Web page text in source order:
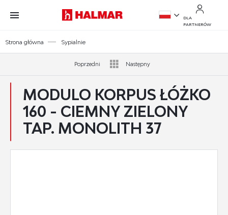
Przejdź do treści.
Przejdź do menu.
Przejdź do wyszukiwarki.
DLA
PARTNERÓW
Strona główna Sypialnie
Poprzedni Następny
MODULO KORPUS ŁÓŻKO
160 - CIEMNY ZIELONY
TAP. MONOLITH 37